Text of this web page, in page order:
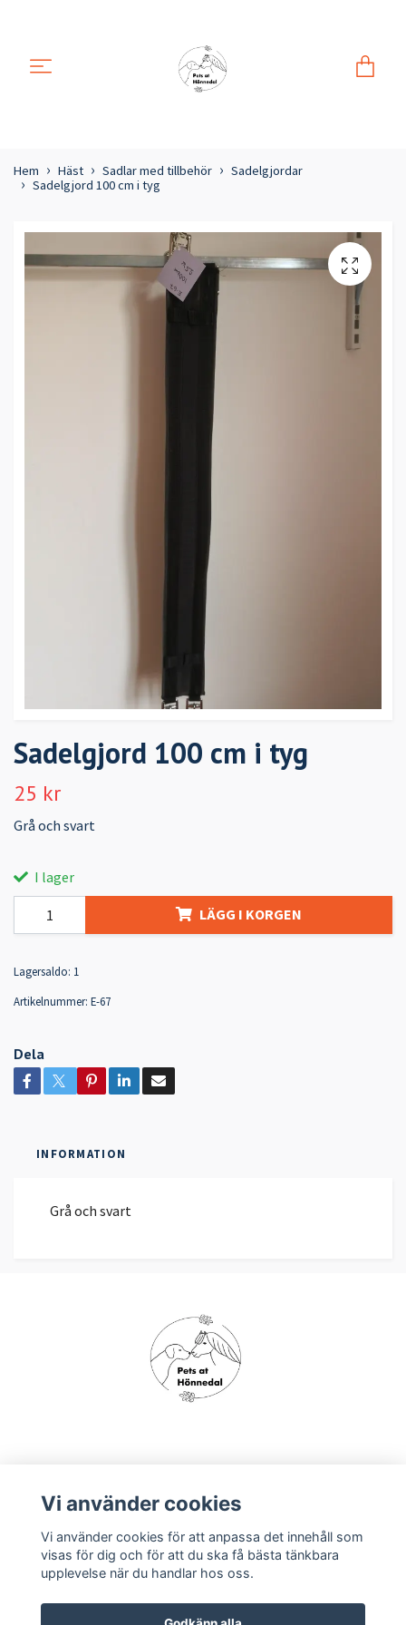
Hem Häst Sadlar med tillbehör
Sadelgjordar
Sadelgjord 100 cm i tyg
Sadelgjord 100 cm i tyg
25 kr
Grå och svart
I lager
LÄGG I KORGEN
Lagersaldo: 1
Artikelnummer: E-67
Dela
INFORMATION
Grå och svart
Köpvillkor
Vi använder cookies
Vi använder cookies för att anpassa det innehåll som
visas för dig och för att du ska få bästa tänkbara
upplevelse när du handlar hos oss.